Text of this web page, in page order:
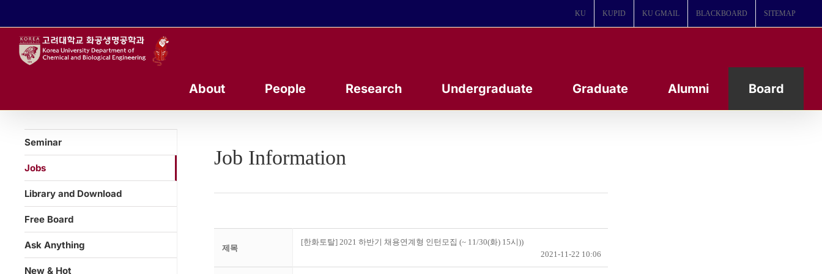
KU KUPID KU GMAIL BLACKBOARD SITEMAP
About People Research Undergraduate Graduate Alumni Board
Job Information
제목
[한화토탈] 2021 하반기 채용연계형 인턴모집 (~ 11/30(화) 15시))
2021-11-22 10:06
Seminar
Jobs
Library and Download
Free Board
Ask Anything
New & Hot